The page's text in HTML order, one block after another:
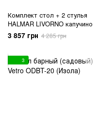
Комплект стол + 2 стулья
HALMAR LIVORNO капучино
3 857 грн 4 285 грн
3